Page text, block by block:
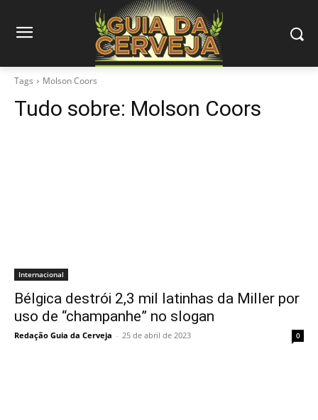
Tags Molson Coors
Tudo sobre: Molson Coors
Internacional
Bélgica destrói 2,3 mil latinhas da Miller por
uso de “champanhe” no slogan
Redação Guia da Cerveja - 25 de abril de 2023 0